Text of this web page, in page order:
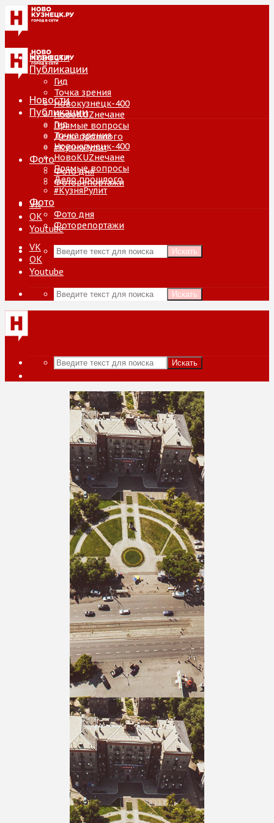
Новости
Публикации
Гид
Точка зрения
Новокузнецк-400
НовоKUZнечане
Прямые вопросы
Дело прошлого
#КузняРулит
Фото
Фото дня
Фоторепортажи
VK
ОК
Youtube
Искать
Новости
Публикации
Гид
Точка зрения
Новокузнецк-400
НовоKUZнечане
Прямые вопросы
Дело прошлого
#КузняРулит
Фото
Фото дня
Фоторепортажи
VK
ОК
Youtube
Искать
Искать